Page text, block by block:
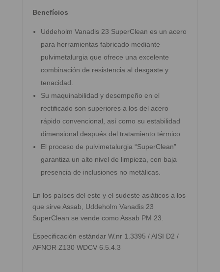
Benefícios
Uddeholm Vanadis 23 SuperClean es un acero
para herramientas fabricado mediante
pulvimetalurgia que ofrece una excelente
combinación de resistencia al desgaste y
tenacidad.
Su maquinabilidad y desempeño en el
rectificado son superiores a los del acero
rápido convencional, así como su estabilidad
dimensional después del tratamiento térmico.
El proceso de pulvimetalurgia “SuperClean”
garantiza un alto nivel de limpieza, con baja
presencia de inclusiones no metálicas.
En los países del este y el sudeste asiáticos a los
que sirve Assab, Uddeholm Vanadis 23
SuperClean se vende como Assab PM 23.
Especificación estándar W.nr 1.3395 / AISI D2 /
AFNOR Z130 WDCV 6.5.4.3